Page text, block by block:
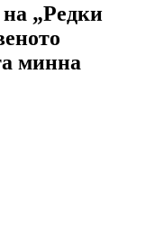
„Редки
минна